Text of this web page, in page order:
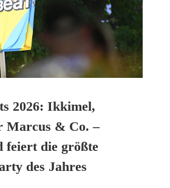
2026: Ikkimel,
Marcus & Co. –
feiert die größte
des Jahres